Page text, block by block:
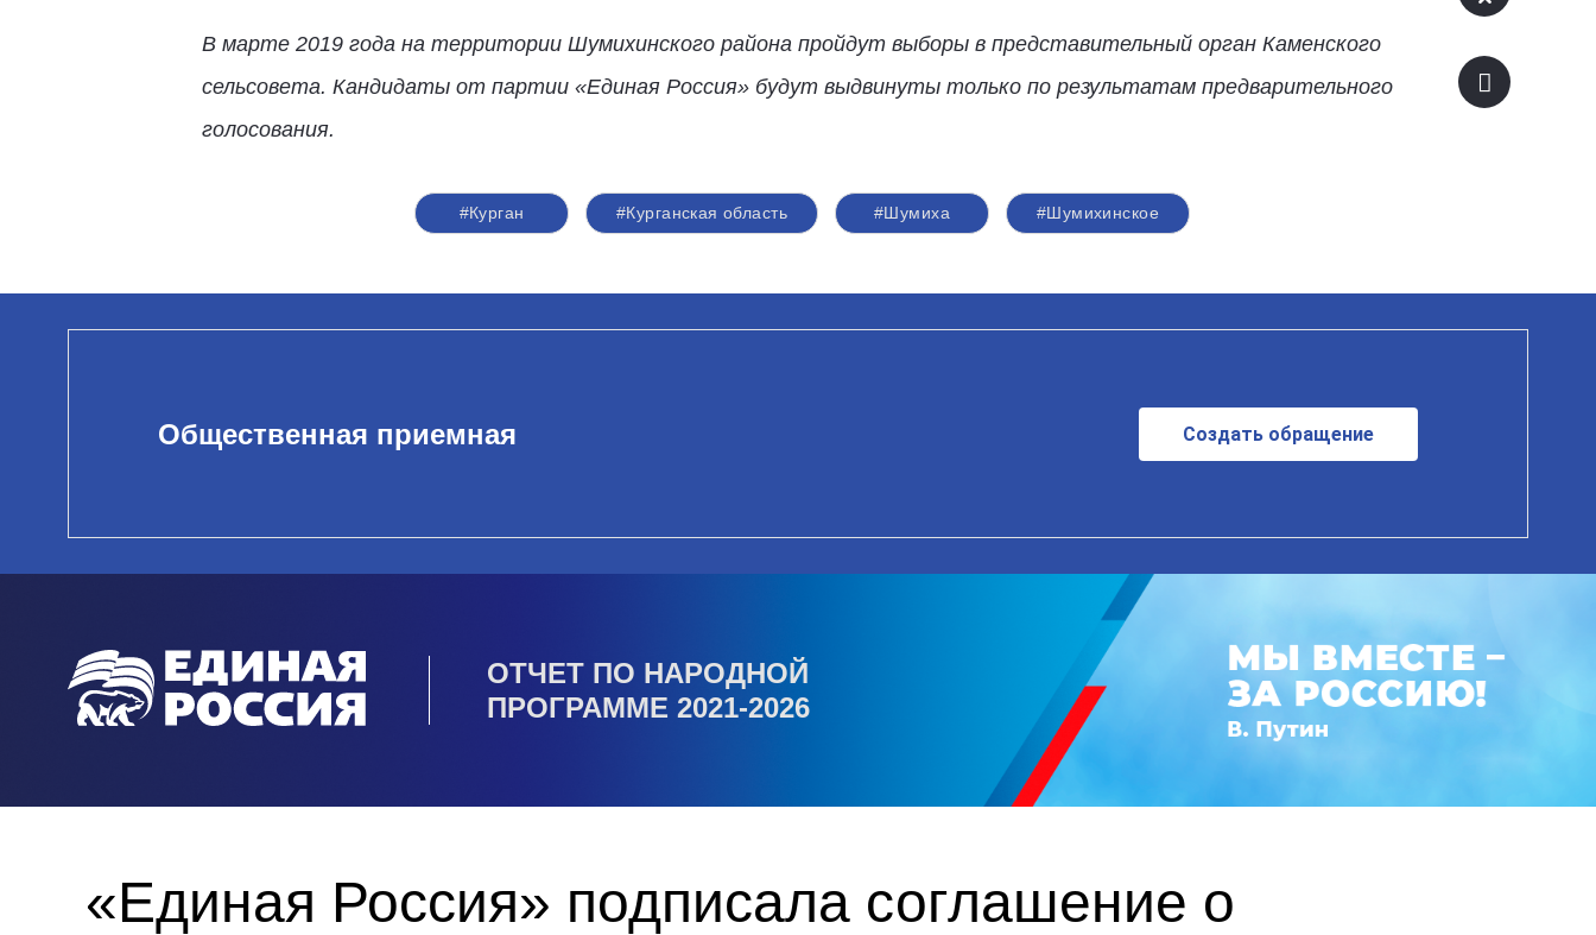
В марте 2019 года на территории Шумихинского района пройдут выборы в представительный орган Каменского
сельсовета. Кандидаты от партии «Единая Россия» будут выдвинуты только по результатам предварительного
голосования.
#Курган #Курганская область #Шумиха #Шумихинское
Общественная приемная Создать обращение
ОТЧЕТ ПО НАРОДНОЙ
ПРОГРАММЕ 2021-2026
«Единая Россия» подписала соглашение о